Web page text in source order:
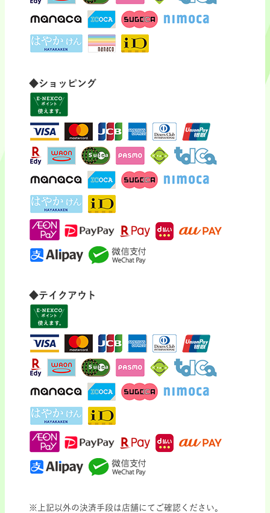
◆ショッピング
◆テイクアウト
※上記以外の決済手段は店舗にてご確認ください。